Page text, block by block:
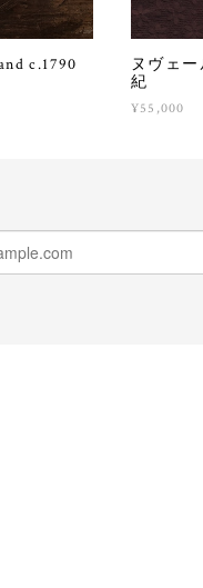
c.1790
ヌヴェ
紀
¥55,000